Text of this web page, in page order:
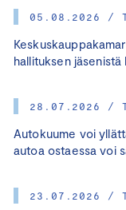
05.08.2026 /
hallituksen
28.07.2026 /
Autokuume voi
autoa ostaessa voi
23.07.2026 /